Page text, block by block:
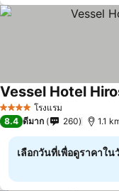
4 ดาว โรงแรม
Vessel Hotel
8.4 ดีมาก 260 1.1
เลือกวันที่เพื่อดูราคาใ